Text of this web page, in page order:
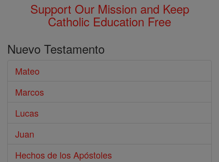
Support Our Mission and Keep
Catholic Education Free
Nuevo Testamento
Mateo
Marcos
Lucas
Juan
Hechos de los Apóstoles